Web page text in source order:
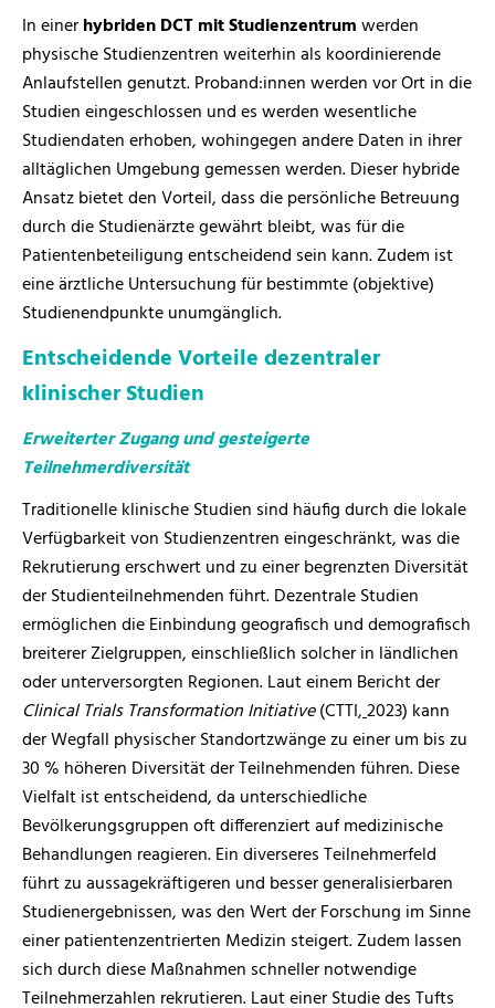
In einerhybriden DCT mit Studienzentrumwerden
physische Studienzentren weiterhin als koordinierende
Anlaufstellen genutzt. Proband:innen werden vor Ort in die
Studien eingeschlossen und es werden wesentliche
Studiendaten erhoben, wohingegen andere Daten in ihrer
alltäglichen Umgebung gemessen werden. Dieser hybride
Ansatz bietet den Vorteil, dass die persönliche Betreuung
durch die Studienärzte gewährt bleibt, was für die
Patientenbeteiligung entscheidend sein kann. Zudem ist
eine ärztliche Untersuchung für bestimmte (objektive)
Studienendpunkte unumgänglich.
Entscheidende Vorteile dezentraler
klinischer Studien
Erweiterter Zugang und gesteigerte
Teilnehmerdiversität
Traditionelle klinische Studien sind häufig durch die lokale
Verfügbarkeit von Studienzentren eingeschränkt, was die
Rekrutierung erschwert und zu einer begrenzten Diversität
der Studienteilnehmenden führt. Dezentrale Studien
ermöglichen die Einbindung geografisch und demografisch
breiterer Zielgruppen, einschließlich solcher in ländlichen
oder unterversorgten Regionen. Laut einem Bericht der
Clinical Trials Transformation Initiative(CTTI,2023) kann
der Wegfall physischer Standortzwänge zu einer um bis zu
30 % höheren Diversität der Teilnehmenden führen. Diese
Vielfalt ist entscheidend, da unterschiedliche
Bevölkerungsgruppen oft differenziert auf medizinische
Behandlungen reagieren. Ein diverseres Teilnehmerfeld
führt zu aussagekräftigeren und besser generalisierbaren
Studienergebnissen, was den Wert der Forschung im Sinne
einer patientenzentrierten Medizin steigert. Zudem lassen
sich durch diese Maßnahmen schneller notwendige
Teilnehmerzahlen rekrutieren. Laut einer Studie des Tufts